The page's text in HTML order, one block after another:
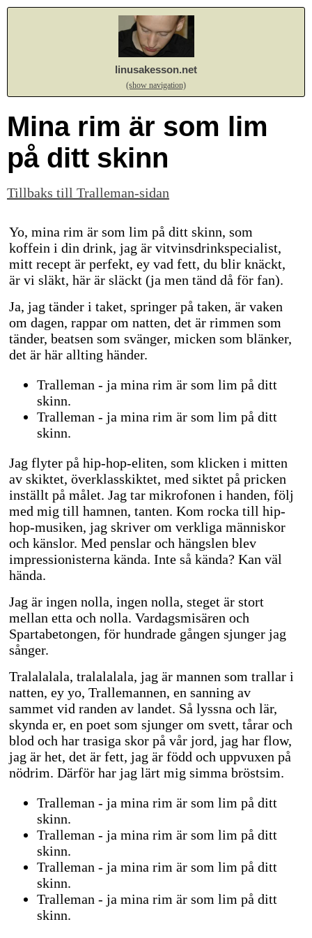
linusakesson.net
(show navigation)
Mina rim är som lim
på ditt skinn
Tillbaks till Tralleman-sidan
Yo, mina rim är som lim på ditt skinn, som
koffein i din drink, jag är vitvinsdrinkspecialist,
mitt recept är perfekt, ey vad fett, du blir knäckt,
är vi släkt, här är släckt (ja men tänd då för fan).
Ja, jag tänder i taket, springer på taken, är vaken
om dagen, rappar om natten, det är rimmen som
tänder, beatsen som svänger, micken som blänker,
det är här allting händer.
Tralleman - ja mina rim är som lim på ditt
skinn.
Tralleman - ja mina rim är som lim på ditt
skinn.
Jag flyter på hip-hop-eliten, som klicken i mitten
av skiktet, överklasskiktet, med siktet på pricken
inställt på målet. Jag tar mikrofonen i handen, följ
med mig till hamnen, tanten. Kom rocka till hip-
hop-musiken, jag skriver om verkliga människor
och känslor. Med penslar och hängslen blev
impressionisterna kända. Inte så kända? Kan väl
hända.
Jag är ingen nolla, ingen nolla, steget är stort
mellan etta och nolla. Vardagsmisären och
Spartabetongen, för hundrade gången sjunger jag
sånger.
Tralalalala, tralalalala, jag är mannen som trallar i
natten, ey yo, Trallemannen, en sanning av
sammet vid randen av landet. Så lyssna och lär,
skynda er, en poet som sjunger om svett, tårar och
blod och har trasiga skor på vår jord, jag har flow,
jag är het, det är fett, jag är född och uppvuxen på
nödrim. Därför har jag lärt mig simma bröstsim.
Tralleman - ja mina rim är som lim på ditt
skinn.
Tralleman - ja mina rim är som lim på ditt
skinn.
Tralleman - ja mina rim är som lim på ditt
skinn.
Tralleman - ja mina rim är som lim på ditt
skinn.